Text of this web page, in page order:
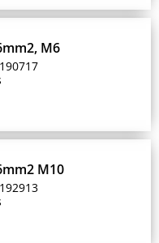
M6
M10